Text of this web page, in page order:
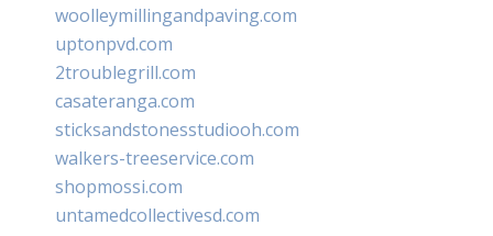
woolleymillingandpaving.com
uptonpvd.com
2troublegrill.com
casateranga.com
sticksandstonesstudiooh.com
walkers-treeservice.com
shopmossi.com
untamedcollectivesd.com